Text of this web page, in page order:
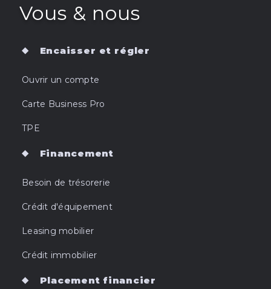
Vous & nous
Encaisser et régler
Ouvrir un compte
Carte Business Pro
TPE
Financement
Besoin de trésorerie
Crédit d'équipement
Leasing mobilier
Crédit immobilier
Placement financier